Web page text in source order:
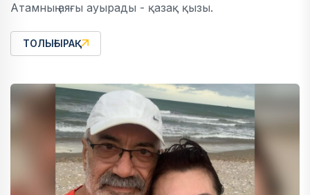
Атамның аяғы ауырады - қазақ қызы.
ТОЛЫҒЫРАҚ